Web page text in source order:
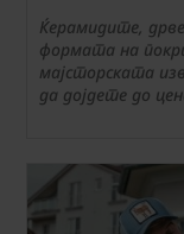
Ќерамидите,
формата на
мајсторската
да дојдете до